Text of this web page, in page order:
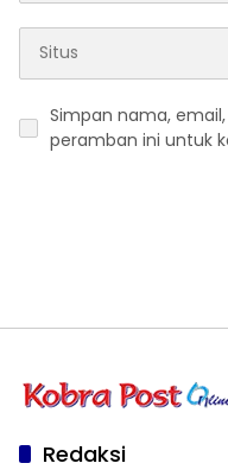
Simpan nama,
peramban ini untuk
Redaksi